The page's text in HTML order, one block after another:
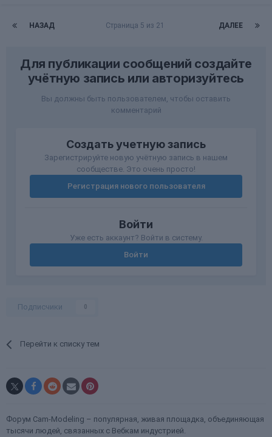
НАЗАД ДАЛЕЕ
Страница 5 из 21
Для публикации сообщений создайте
учётную запись или авторизуйтесь
Вы должны быть пользователем, чтобы оставить
комментарий
Создать учетную запись
Зарегистрируйте новую учётную запись в нашем
сообществе. Это очень просто!
Регистрация нового пользователя
Войти
Уже есть аккаунт? Войти в систему.
Войти
Подписчики 0
Перейти к списку тем
Форум Cam-Modeling – популярная, живая площадка, объединяющая
тысячи людей, связанных с Вебкам индустрией.